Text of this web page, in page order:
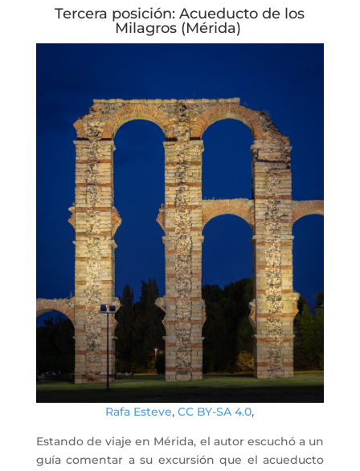
Tercera posición: Acueducto de los
Milagros (Mérida)
Rafa Esteve,CC BY-SA 4.0,
Estando de viaje en Mérida, el autor escuchó a un
guía comentar a su excursión que el acueducto